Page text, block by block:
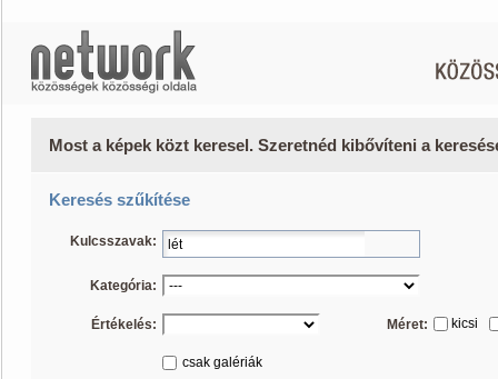
Most a képek közt keresel. Szeretnéd kibővíteni a
Keresés szűkítése
Kulcsszavak:
Kategória:
Értékelés: Méret: kicsi
csak galériák